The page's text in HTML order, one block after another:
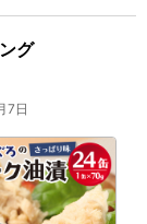
グ
7日